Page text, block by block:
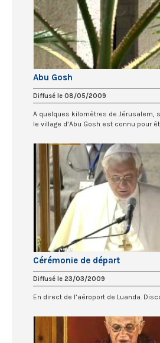
Abu Gosh
Diffusé le 08/05/2009
A quelques kilomètres de Jérusalem,
le village d’Abu Gosh est connu pour
Cérémonie de départ
Diffusé le 23/03/2009
En direct de l’aéroport de Luanda.